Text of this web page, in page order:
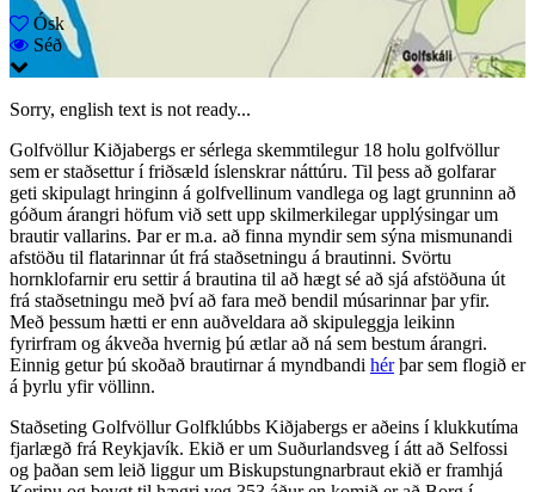
Ósk
Séð
Sorry, english text is not ready...
Golfvöllur Kiðjabergs er sérlega skemmtilegur 18 holu golfvöllur
sem er staðsettur í friðsæld íslenskrar náttúru. Til þess að golfarar
geti skipulagt hringinn á golfvellinum vandlega og lagt grunninn að
góðum árangri höfum við sett upp skilmerkilegar upplýsingar um
brautir vallarins. Þar er m.a. að finna myndir sem sýna mismunandi
afstöðu til flatarinnar út frá staðsetningu á brautinni. Svörtu
hornklofarnir eru settir á brautina til að hægt sé að sjá afstöðuna út
frá staðsetningu með því að fara með bendil músarinnar þar yfir.
Með þessum hætti er enn auðveldara að skipuleggja leikinn
fyrirfram og ákveða hvernig þú ætlar að ná sem bestum árangri.
Einnig getur þú skoðað brautirnar á myndbandi hérþar sem flogið er
á þyrlu yfir völlinn.
Staðseting Golfvöllur Golfklúbbs Kiðjabergs er aðeins í klukkutíma
fjarlægð frá Reykjavík. Ekið er um Suðurlandsveg í átt að Selfossi
og þaðan sem leið liggur um Biskupstungnarbraut ekið er framhjá